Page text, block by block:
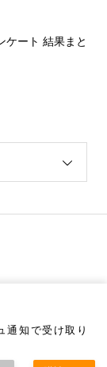
ート 結果まと
通知で受け取り